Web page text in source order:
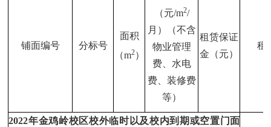
铺面编号 分标号
面积
（m2）
（元/m2/
月）
（不含
物业管理
费、水电
费、装修费
等）
租赁保证
金（元）
租
2022年金鸡岭校区校外临时以及校内到期或空置门面